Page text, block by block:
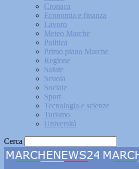
Cronaca
Economia e finanza
Lavoro
Meteo Marche
Politica
Primo piano Marche
Regione
Salute
Scuola
Sociale
Sport
Tecnologia e scienze
Turismo
Università
Cerca